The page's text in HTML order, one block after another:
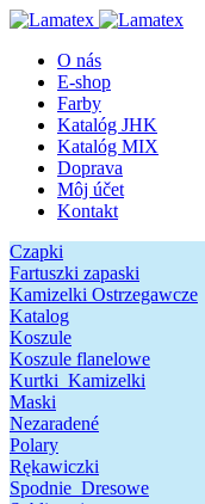
O nás
E-shop
Farby
Katalóg JHK
Katalóg MIX
Doprava
Môj účet
Kontakt
Czapki
Fartuszki zapaski
Kamizelki Ostrzegawcze
Katalog
Koszule
Koszule flanelowe
Kurtki_Kamizelki
Maski
Nezaradené
Polary
Rękawiczki
Spodnie_Dresowe